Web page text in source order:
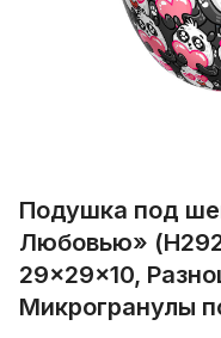
Подушка под
Любовью»
29x29x10,
Микрогранулы